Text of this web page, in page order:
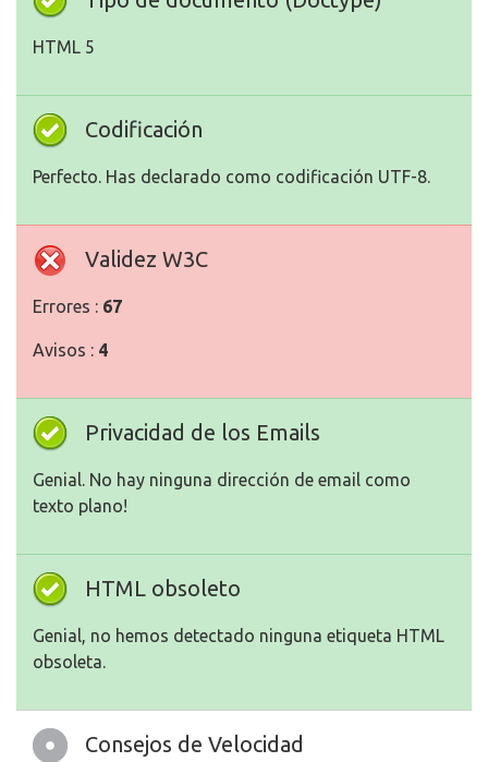
HTML 5
Codificación
Perfecto. Has declarado como codificación UTF-8.
Validez W3C
Errores : 67
Avisos : 4
Privacidad de los Emails
Genial. No hay ninguna dirección de email como
texto plano!
HTML obsoleto
Genial, no hemos detectado ninguna etiqueta HTML
obsoleta.
Consejos de Velocidad